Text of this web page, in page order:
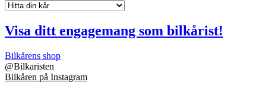
Visa ditt engagemang som bilkårist!
Bilkårens shop
@Bilkaristen
Bilkåren på Instagram